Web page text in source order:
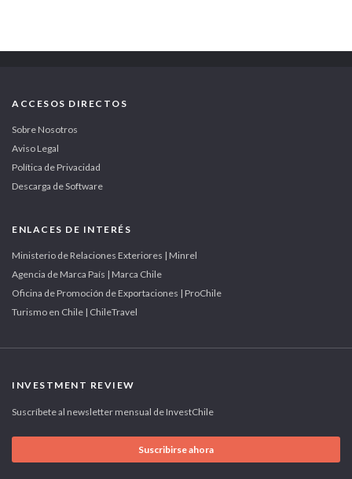
ACCESOS DIRECTOS
Sobre Nosotros
Aviso Legal
Política de Privacidad
Descarga de Software
ENLACES DE INTERÉS
Ministerio de Relaciones Exteriores | Minrel
Agencia de Marca País | Marca Chile
Oficina de Promoción de Exportaciones | ProChile
Turismo en Chile | ChileTravel
INVESTMENT REVIEW
Suscríbete al newsletter mensual de InvestChile
Suscribirse ahora